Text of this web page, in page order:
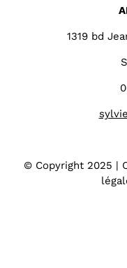
1319 bd
© Copyright 2025 |